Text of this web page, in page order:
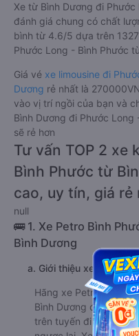
Xe từ Bình Dương đi
đánh giá chung có chất
bình từ 4.6/5 dựa trên
Phước Long - Bình Phước
Giá vé xe limousine đi
Dương rẻ nhất là
vào vị trí ngồi của bạn và
Bình Dương đi Phước Long
sẽ rẻ hơn
Tư vấn TOP 2 xe
Bình Phước từ
cao, uy tín, giá
null
🚌 1. Xe Petro Bình
Bình Dương
a. Giới thiệu xe Petro
Hãng xe Petro Bình
Bình Dương đáp ứng
trên tuyến đi Phước